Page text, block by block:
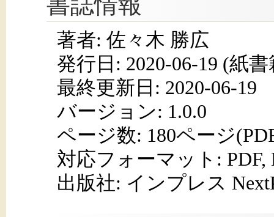
著者: 佐々木 勝広
発行日: 2020-06-19 (紙書
最終更新日: 2020-06-19
バージョン: 1.0.0
ページ数: 180ページ
対応フォーマット: PDF,
出版社: インプレス